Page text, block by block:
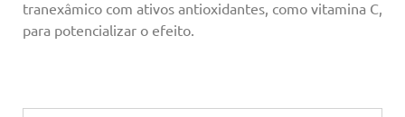
tranexâmico com ativos antioxidantes, como vitamina C,
para potencializar o efeito.